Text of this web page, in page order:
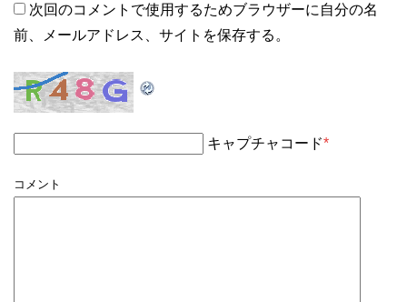
次回のコメントで使用するためブラウザーに自分の名
前、メールアドレス、サイトを保存する。
キャプチャコード*
コメント